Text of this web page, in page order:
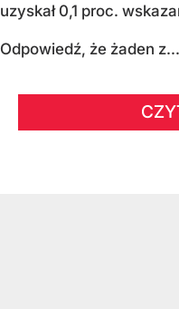
uzyskał 0,1 proc.
Odpowiedź, że żaden z...